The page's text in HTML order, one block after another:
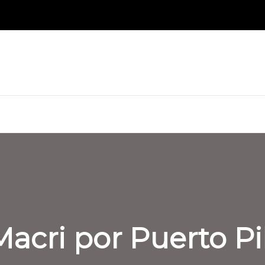
por Puerto